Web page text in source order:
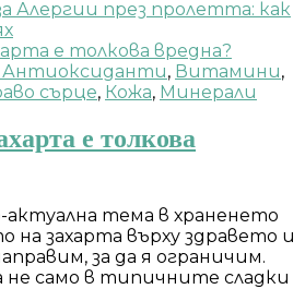
Алергии през пролетта: как
, Витамини,
сърце, Кожа, Минерали
е толкова
тема в храненето
захарта върху здравето и
за да я ограничим.
не само в типичните сладки